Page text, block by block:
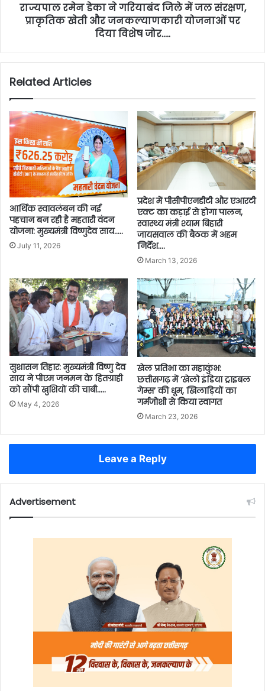
राज्यपाल रमेन डेका ने गरियाबंद जिले में जल संरक्षण,
प्राकृतिक खेती और जनकल्याणकारी योजनाओं पर
दिया विशेष जोर…..
Related Articles
आर्थिक स्वावलंबन की नई
पहचान बन रही है महतारी वंदन
योजना: मुख्यमंत्री विष्णुदेव साय…..
July 11, 2026
प्रदेश में पीसीपीएनडीटी और एआरटी
एक्ट का कड़ाई से होगा पालन,
स्वास्थ्य मंत्री श्याम बिहारी
जायसवाल की बैठक में अहम
निर्देश….
March 13, 2026
सुशासन तिहार: मुख्यमंत्री विष्णु देव
साय ने पीएम जनमन के हितग्राही
को सौंपी खुशियों की चाबी…..
May 4, 2026
खेल प्रतिभा का महाकुंभ:
छत्तीसगढ़ में ‘खेलो इंडिया ट्राइबल
गेम्स’ की धूम, खिलाड़ियों का
गर्मजोशी से किया स्वागत
March 23, 2026
Leave a Reply
Advertisement